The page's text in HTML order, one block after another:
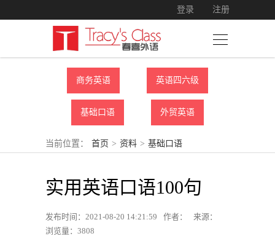
登录 注册
商务英语 英语四六级
基础口语 外贸英语
当前位置： 首页 > 资料 > 基础口语
实用英语口语100句
发布时间：2021-08-20 14:21:59 作者：
来源：
浏览量： 3808